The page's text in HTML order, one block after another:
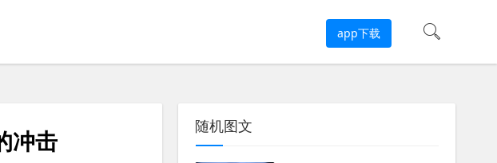
app下载
冲击 随机图文